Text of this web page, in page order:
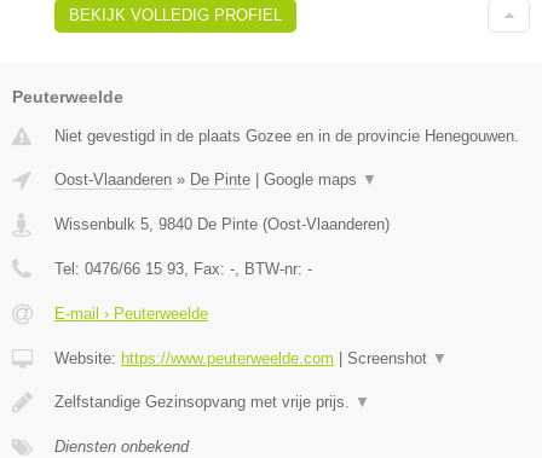
BEKIJK VOLLEDIG PROFIEL
Peuterweelde
Niet gevestigd in de plaats Gozee en in de provincie Henegouwen.
Oost-Vlaanderen » De Pinte | Google maps ▼
Wissenbulk 5 9840 De Pinte (Oost-Vlaanderen)
Tel: 0476/66 15 93 , Fax: - , BTW-nr: -
E-mail › Peuterweelde
Website: https://www.peuterweelde.com | Screenshot ▼
Zelfstandige Gezinsopvang met vrije prijs. ▼
Diensten onbekend